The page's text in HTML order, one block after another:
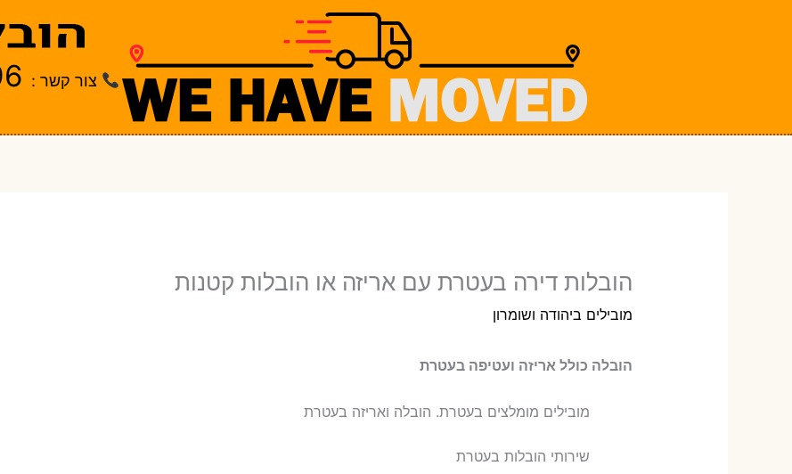
צור קשר :
הובלות דירה בעטרת עם אריזה או הובלות קטנות
מובילים ביהודה ושומרון
הובלה כולל אריזה ועטיפה בעטרת
‫מובילים מומלצים בעטרת. הובלה ואריזה בעטרת
שירותי הובלות בעטרת